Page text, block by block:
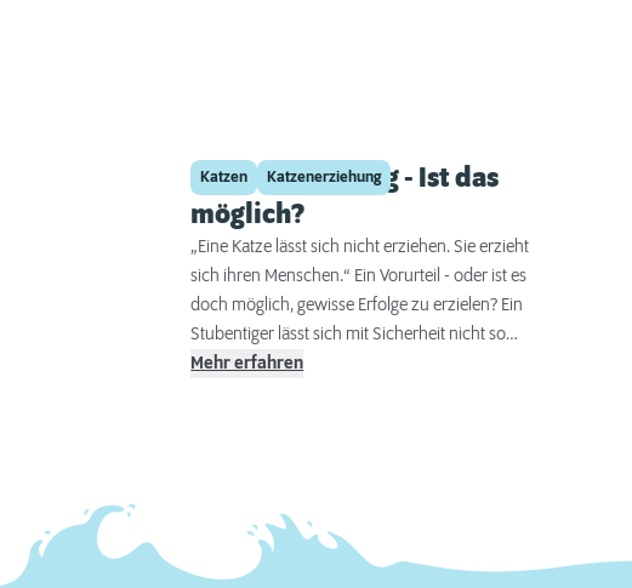
Katzen Katzenerziehung
Katzenerziehung - Ist das
möglich?
„Eine Katze lässt sich nicht erziehen. Sie erzieht
sich ihren Menschen.“ Ein Vorurteil - oder ist es
doch möglich, gewisse Erfolge zu erzielen? Ein
Stubentiger lässt sich mit Sicherheit nicht so
einfach erziehen wie ein Hund. Für ein paar
Mehr erfahren